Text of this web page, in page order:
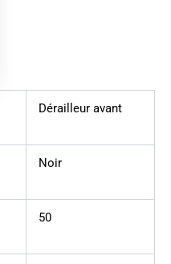
Dérailleur avant
Noir
50